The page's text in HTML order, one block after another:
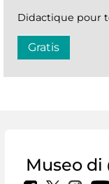
Didactique pour
Gratis
Museo di